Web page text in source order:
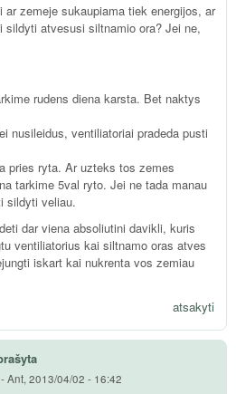
ar zemeje sukaupiama tiek energijos, ar
sildyti atvesusi siltnamio ora? Jei ne,
rudens diena karsta. Bet naktys
nusileidus, ventiliatoriai pradeda pusti
pries ryta. Ar uzteks tos zemes
tarkime 5val ryto. Jei ne tada manau
sildyti veliau.
dar viena absoliutini davikli, kuris
ventiliatorius kai siltnamo oras atves
iskart kai nukrenta vos zemiau
atsakyti
-Ant, 2013/04/02 - 16:42